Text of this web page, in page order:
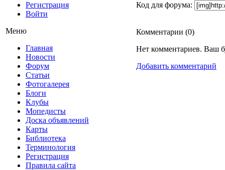
Регистрация
Войти
Меню
Главная
Новости
Форум
Статьи
Фотогалерея
Блоги
Клубы
Мопедисты
Доска объявлений
Карты
Библиотека
Терминология
Регистрация
Правила сайта
Код для форума:
Комментарии (0)
Нет комментариев. Ваш
Добавить комментарий